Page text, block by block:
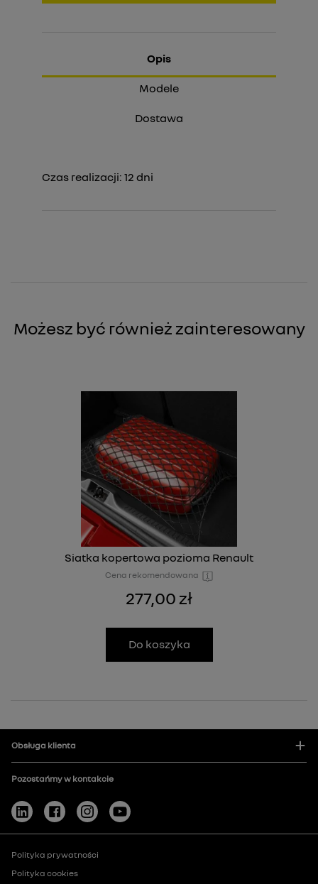
Opis
Modele
Dostawa
Czas realizacji: 12 dni
Możesz być również zainteresowany
Siatka kopertowa pozioma Renault
Cena rekomendowana
277,00 zł
Do koszyka
Obsługa klienta
Pozostańmy w kontakcie
Polityka prywatności
Polityka cookies